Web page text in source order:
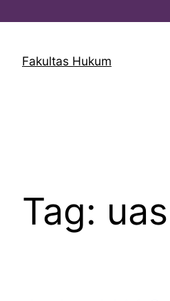
kontenFakultas Hukum
Tag: uas